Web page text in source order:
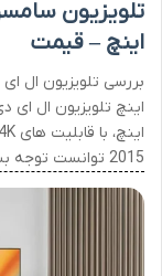
اینچ – قیمت
2015 توانست توجه بسیاری…